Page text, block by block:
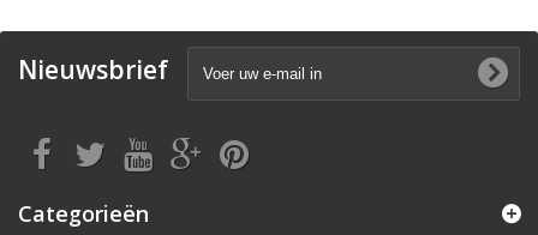
Nieuwsbrief
Categorieën